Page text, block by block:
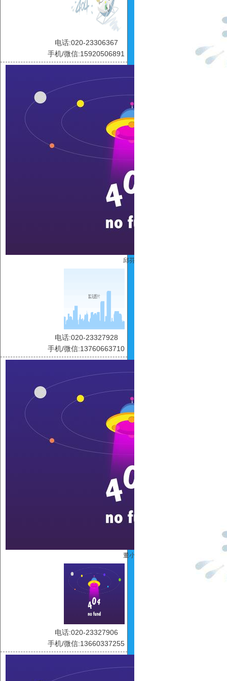
电话:020-23306367
手机/微信:15920506891
邱芬芬
电话:020-23327928
手机/微信:13760663710
董小露
电话:020-23327906
手机/微信:13660337255